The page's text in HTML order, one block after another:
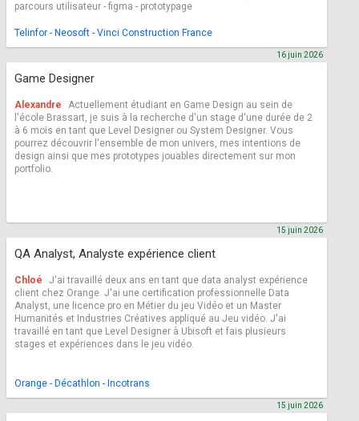
parcours utilisateur - figma - prototypage
Telinfor - Neosoft - Vinci Construction France
Game Designer
16 juin 2026
Alexandre
Actuellement étudiant en Game Design au sein de
l'école Brassart, je suis à la recherche d'un stage d'une durée de 2
à 6 mois en tant que Level Designer ou System Designer. Vous
pourrez découvrir l'ensemble de mon univers, mes intentions de
design ainsi que mes prototypes jouables directement sur mon
portfolio.
QA Analyst, Analyste expérience client
15 juin 2026
Chloé
J'ai travaillé deux ans en tant que data analyst expérience
client chez Orange. J'ai une certification professionnelle Data
Analyst, une licence pro en Métier du jeu Vidéo et un Master
Humanités et Industries Créatives appliqué au Jeu vidéo. J'ai
travaillé en tant que Level Designer à Ubisoft et fais plusieurs
stages et expériences dans le jeu vidéo.
Orange - Décathlon - Incotrans
15 juin 2026